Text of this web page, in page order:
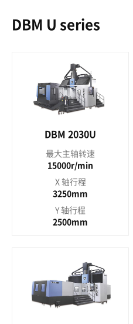
DBM U series
DBM 2030U
最大主轴转速
15000r/min
X 轴行程
3250mm
Y 轴行程
2500mm